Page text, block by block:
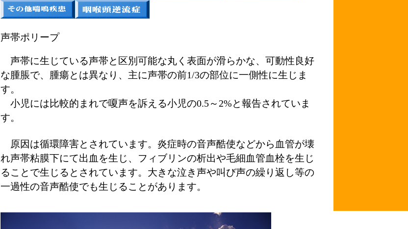
声帯ポリープ
声帯に生じている声帯と区別可能な丸く表面が滑らかな、可動性良好
な腫脹で、腫瘍とは異なり、主に声帯の前1/3の部位に一側性に生じま
す。
小児には比較的まれで嗄声を訴える小児の0.5～2%と報告されていま
す。
原因は循環障害とされています。炎症時の音声酷使などから血管が壊
れ声帯粘膜下にて出血を生じ、フィブリンの析出や毛細血管血栓を生じ
ることで生じるとされています。大きな泣き声や叫び声の繰り返し等の
一過性の音声酷使でも生じることがあります。